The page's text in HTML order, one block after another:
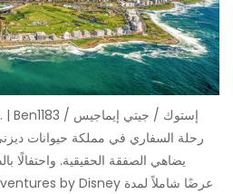
تحقق من رحلة سفاري حقيقية. | Ben1183 / إستوك / جيتي إيماجيس
رحلة السفاري في مملكة حيوانات
يضاهي الصفقة الحقيقية. واحتفالًا